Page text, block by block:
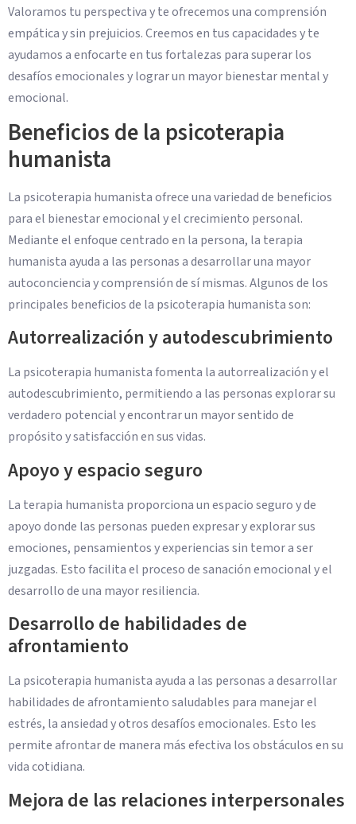
Valoramos tu perspectiva y te ofrecemos una comprensión
empática y sin prejuicios. Creemos en tus capacidades y te
ayudamos a enfocarte en tus fortalezas para superar los
desafíos emocionales y lograr un mayor bienestar mental y
emocional.
Beneficios de la psicoterapia
humanista
La psicoterapia humanista ofrece una variedad de beneficios
para el bienestar emocional y el crecimiento personal.
Mediante el enfoque centrado en la persona, la terapia
humanista ayuda a las personas a desarrollar una mayor
autoconciencia y comprensión de sí mismas. Algunos de los
principales beneficios de la psicoterapia humanista son:
Autorrealización y autodescubrimiento
La psicoterapia humanista fomenta la autorrealización y el
autodescubrimiento, permitiendo a las personas explorar su
verdadero potencial y encontrar un mayor sentido de
propósito y satisfacción en sus vidas.
Apoyo y espacio seguro
La terapia humanista proporciona un espacio seguro y de
apoyo donde las personas pueden expresar y explorar sus
emociones, pensamientos y experiencias sin temor a ser
juzgadas. Esto facilita el proceso de sanación emocional y el
desarrollo de una mayor resiliencia.
Desarrollo de habilidades de
afrontamiento
La psicoterapia humanista ayuda a las personas a desarrollar
habilidades de afrontamiento saludables para manejar el
estrés, la ansiedad y otros desafíos emocionales. Esto les
permite afrontar de manera más efectiva los obstáculos en su
vida cotidiana.
Mejora de las relaciones interpersonales